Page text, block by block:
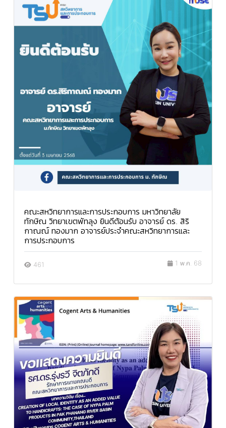
คณะสหวิทยาการและการประกอบการ มหาวิทยาลัย
ทักษิณ วิทยาเขตพัทลุง ยินดีต้อนรับ อาจารย์ ดร. สิริ
กาณณ์ ทองมาก อาจารย์ประจำคณะสหวิทยาการและ
การประกอบการ
461 1 พ.ค. 68